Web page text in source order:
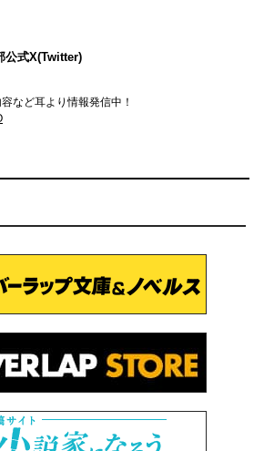
公式X(Twitter)
など耳より情報発信中！